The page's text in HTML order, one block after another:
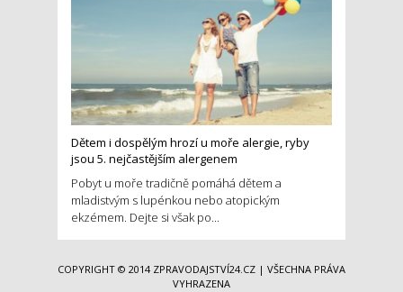
Dětem i dospělým hrozí u moře alergie, ryby
jsou 5. nejčastějším alergenem
Pobyt u moře tradičně pomáhá dětem a
mladistvým s lupénkou nebo atopickým
ekzémem. Dejte si však po...
COPYRIGHT © 2014 ZPRAVODAJSTVÍ24.CZ | VŠECHNA PRÁVA
VYHRAZENA